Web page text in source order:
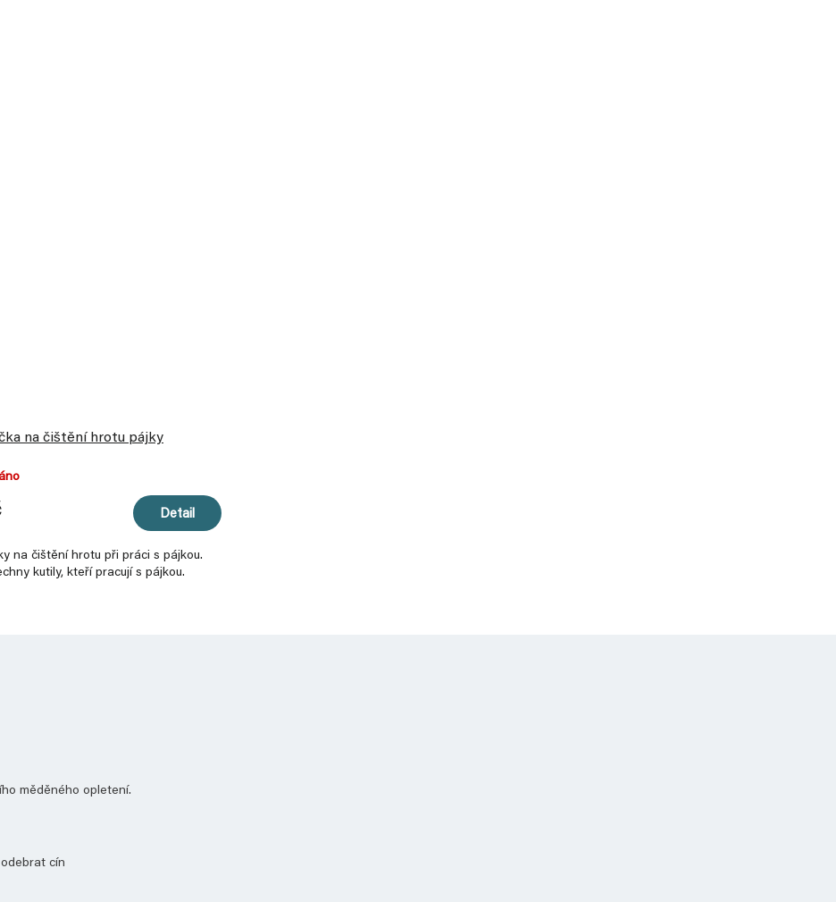
na čištění hrotu pájky
Detail
na čištění hrotu při práci s pájkou.
kutily, kteří pracují s pájkou.
měděného opletení.
cín